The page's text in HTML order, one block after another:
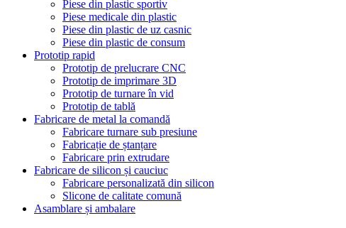
Piese din plastic sportiv
Piese medicale din plastic
Piese din plastic de uz casnic
Piese din plastic de consum
Prototip rapid
Prototip de prelucrare CNC
Prototip de imprimare 3D
Prototip de turnare în vid
Prototip de tablă
Fabricare de metal la comandă
Fabricare turnare sub presiune
Fabricație de ștanțare
Fabricare prin extrudare
Fabricare de silicon și cauciuc
Fabricare personalizată din silicon
Slicone de calitate comună
Asamblare și ambalare